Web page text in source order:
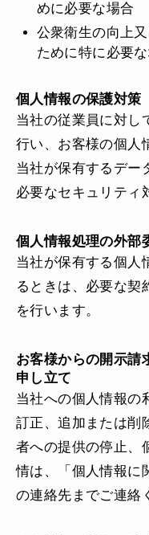
めに必要な場合
公衆衛生の向上
ために特に必要
個人情報の保護対策
当社の従業員に対し
行い、お客様の個人
当社が保有するデー
必要なセキュリティ
個人情報処理の外部
当社が保有する個人
るときは、必要な契
を行います。
お客様からの開示請求、苦情、訂正、利用停止等の
申し立て
当社への個人情報の
訂正、追加または削
者への提供の停止、
情は、「個人情報に
の連絡先までご連絡